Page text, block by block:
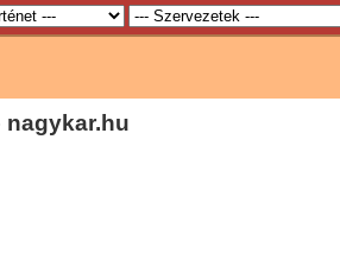
nagykar.hu